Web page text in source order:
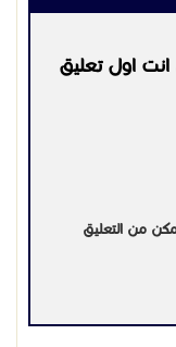
انت اول تعليق
من التعليق